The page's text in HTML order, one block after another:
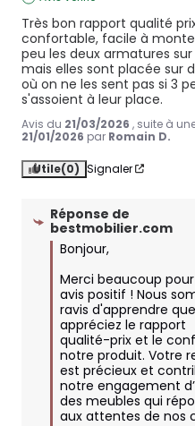
Très bon rapport qualité
confortable, facile à
peu les deux armatures sur
mais elles sont placée sur
où on ne les sent pas si 3
s'assoient à leur place.
Avis du 21/03/2026 , suite à
21/01/2026 par Romain D.
Utile(0) Signaler
Réponse de
bestmobilier.com
Bonjour,
Merci beaucoup
avis positif ! Nous
ravis d'apprendre
appréciez le rapport
qualité-prix et le
notre produit. Votre
est précieux et
notre engagement
des meubles qui
aux attentes de nos